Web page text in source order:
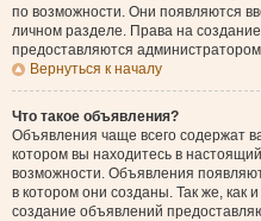
по возможности. Они появляются
личном разделе. Права на
предоставляются
Вернуться к началу
Что такое объявления?
Объявления чаще всего содержат
котором вы находитесь в
возможности. Объявления
в котором они созданы. Так же,
создание объявлений